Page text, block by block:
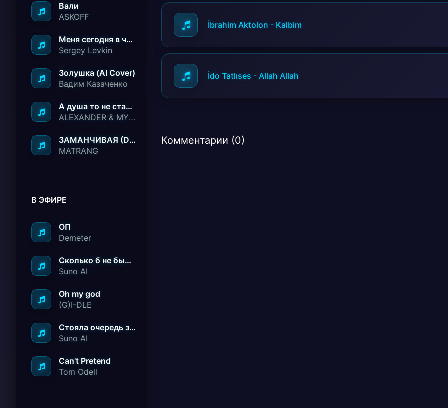
Вали
ASKOFF
Меня сегодня в чёрный список занесли
Sergey Levkin
Золушка (AI Cover)
Вадим Казаченко
А душа то не стареет
ALEXANDER & MY FAMILY
ЗАМАНЧИВАЯ (Deep House Remix)
MATRANG
В ЭФИРЕ
ОП
Demeter
Сколько б не было вам лет не грустите
Suno AI
Oh my god
(G)I-DLE
Стояла очередь за радостью
Suno AI
Can't Pretend
Tom Odell
İbrahim Aktolon - Kalbim
İdo Tatlıses - Allah Allah
Комментарии (0)